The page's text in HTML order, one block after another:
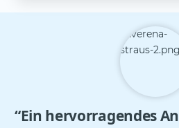
“Ein hervorragendes